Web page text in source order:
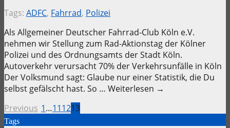
Tags: ADFC, Fahrrad, Polizei
Als Allgemeiner Deutscher Fahrrad-Club Köln e.V.
nehmen wir Stellung zum Rad-Aktionstag der Kölner
Polizei und des Ordnungsamts der Stadt Köln.
Autoverkehr verursacht 70% der Verkehrsunfälle in Köln
Der Volksmund sagt: Glaube nur einer Statistik, die Du
selbst gefälscht hast. So … Weiterlesen →
Previous 1…111213
Tags